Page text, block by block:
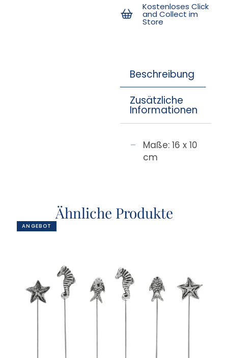
Kostenloses Click
and Collect im
Store
Beschreibung
Zusätzliche
Informationen
Maße: 16 x 10
cm
Ähnliche Produkte
ANGEBOT